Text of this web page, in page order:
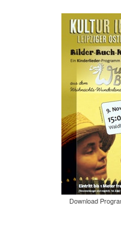
Download